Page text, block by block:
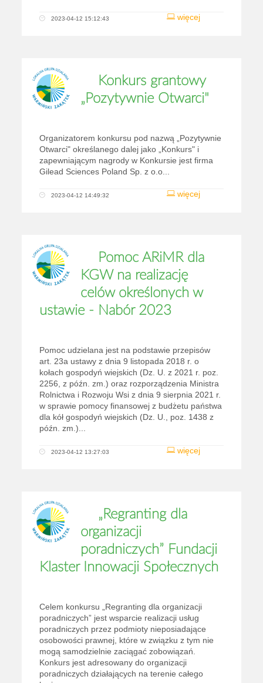
więcej
2023-04-12 15:12:43
Konkurs grantowy
„Pozytywnie Otwarci"
​Organizatorem konkursu pod nazwą „Pozytywnie
Otwarci" określanego dalej jako „Konkurs" i
zapewniającym nagrody w Konkursie jest firma
Gilead Sciences Poland Sp. z o.o...
więcej
2023-04-12 14:49:32
Pomoc ARiMR dla
KGW na realizację
celów określonych w
ustawie - Nabór 2023
Pomoc udzielana jest na podstawie przepisów
art. 23a ustawy z dnia 9 listopada 2018 r. o
kołach gospodyń wiejskich (Dz. U. z 2021 r. poz.
2256, z późn. zm.) oraz rozporządzenia Ministra
Rolnictwa i Rozwoju Wsi z dnia 9 sierpnia 2021 r.
w sprawie pomocy finansowej z budżetu państwa
dla kół gospodyń wiejskich (Dz. U., poz. 1438 z
późn. zm.)...
więcej
2023-04-12 13:27:03
„Regranting dla
organizacji
poradniczych” Fundacji
Klaster Innowacji Społecznych
Celem konkursu „Regranting dla organizacji
poradniczych” jest wsparcie realizacji usług
poradniczych przez podmioty nieposiadające
osobowości prawnej, które w związku z tym nie
mogą samodzielnie zaciągać zobowiązań.
Konkurs jest adresowany do organizacji
poradniczych działających na terenie całego